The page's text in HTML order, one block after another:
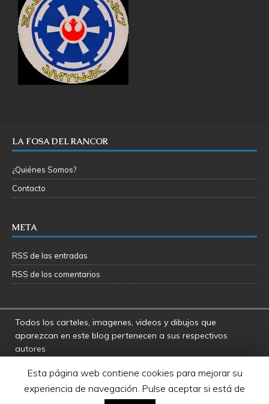
LA FOSA DEL RANCOR
¿Quiénes Somos?
Contacto
META
RSS de las entradas
RSS de los comentarios
Todos los carteles, imagenes, videos y dibujos que
aparezcan en este blog pertenecen a sus respectivos
autores
responsables por las opiniones manifestadas por los
usuarios y colaboradores de este blog
Star Wars es una marca registrada de Disney - Lucasfilms
Esta página web contiene cookies para mejorar su
experiencia de navegación. Pulse aceptar si está de